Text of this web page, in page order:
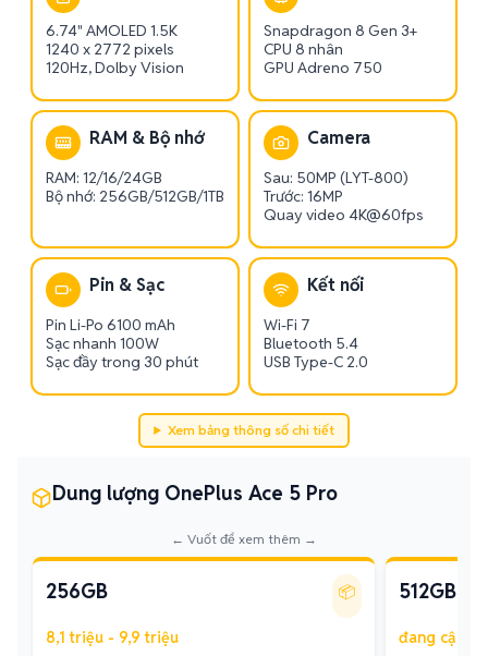
6.74" AMOLED 1.5K
1240 x 2772 pixels
120Hz, Dolby Vision
Snapdragon 8 Gen 3+
CPU 8 nhân
GPU Adreno 750
RAM & Bộ nhớ
RAM: 12/16/24GB
Bộ nhớ: 256GB/512GB/1TB
Camera
Sau: 50MP (LYT-800)
Trước: 16MP
Quay video 4K@60fps
Pin & Sạc
Pin Li-Po 6100 mAh
Sạc nhanh 100W
Sạc đầy trong 30 phút
Kết nối
Wi-Fi 7
Bluetooth 5.4
USB Type-C 2.0
Xem bảng thông số chi tiết
Dung lượng OnePlus Ace 5 Pro
← Vuốt để xem thêm →
256GB 📦
8,1 triệu - 9,9 triệu
512GB
đang cập